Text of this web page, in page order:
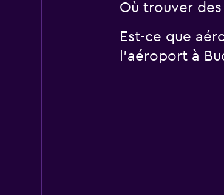
Où trouver
Est-ce que
l’aéroport à